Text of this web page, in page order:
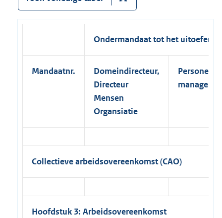
Ondermandaattot het
Mandaatnr.
Domeindirecteur,
Directeur
Mensen
Organsiatie
manager
Collectieve arbeidsovereenkomst (CAO)
Hoofdstuk 3: Arbeidsovereenkomst